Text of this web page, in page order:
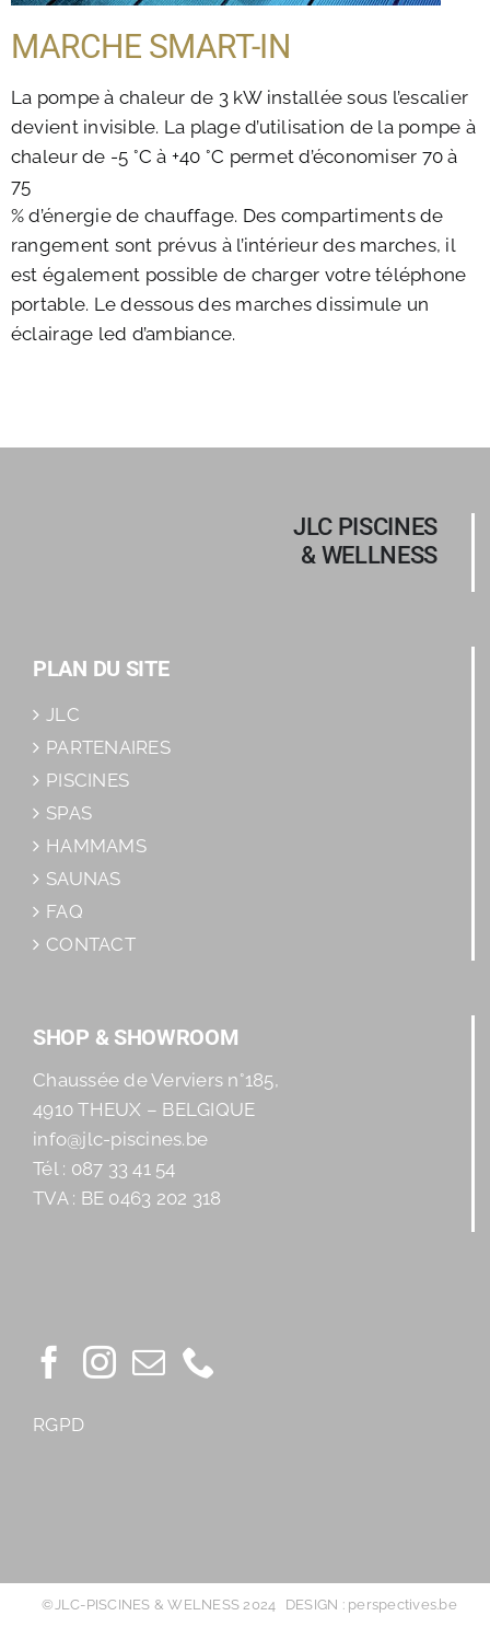
MARCHE SMART-IN
La pompe à chaleur de 3 kW installée sous l’escalier
devient invisible. La plage d’utilisation de la pompe à
chaleur de -5 °C à +40 °C permet d’économiser 70 à
75
% d’énergie de chauffage. Des compartiments de
rangement sont prévus à l’intérieur des marches, il
est également possible de charger votre téléphone
portable. Le dessous des marches dissimule un
éclairage led d’ambiance.
JLC PISCINES
& WELLNESS
PLAN DU SITE
JLC
PARTENAIRES
PISCINES
SPAS
HAMMAMS
SAUNAS
FAQ
CONTACT
SHOP & SHOWROOM
Chaussée de Verviers n°185,
4910 THEUX – BELGIQUE
info@jlc-piscines.be
Tél : 087 33 41 54
TVA : BE 0463 202 318
RGPD
©JLC-PISCINES & WELNESS 2024 DESIGN : perspectives.be